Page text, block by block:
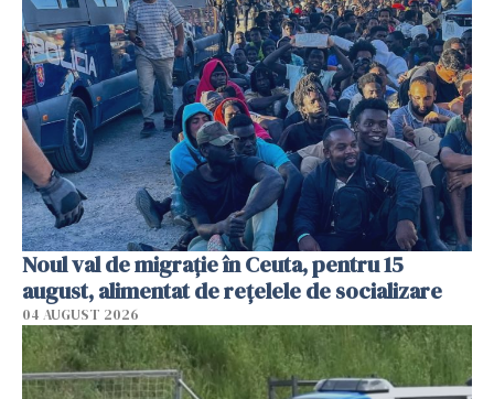
Noul val de migrație în Ceuta, pentru 15
august, alimentat de rețelele de socializare
04 AUGUST 2026